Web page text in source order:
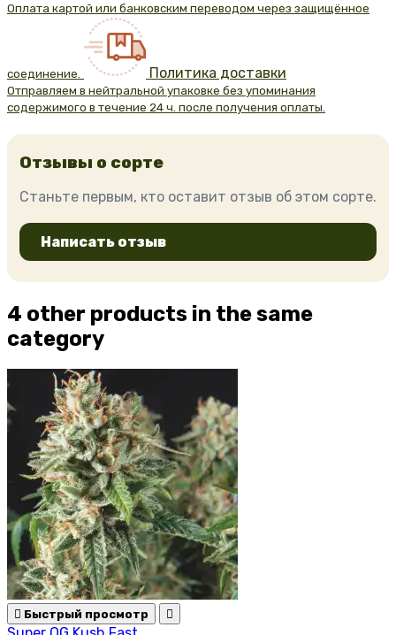
Оплата картой или банковским переводом через защищённое
соединение. Политика доставки
Отправляем в нейтральной упаковке без упоминания
содержимого в течение 24 ч. после получения оплаты.
Отзывы о сорте
Станьте первым, кто оставит отзыв об этом сорте.
Написать отзыв
4 other products in the same
category
 Быстрый просмотр 